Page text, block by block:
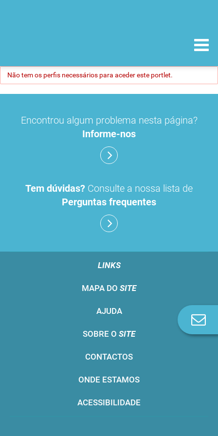
Não tem os perfis necessários para aceder este portlet.
Encontrou algum problema nesta página?
Informe-nos
Tem dúvidas? Consulte a nossa lista de
Perguntas frequentes
LINKS
MAPA DO SITE
AJUDA
SOBRE O SITE
CONTACTOS
ONDE ESTAMOS
ACESSIBILIDADE